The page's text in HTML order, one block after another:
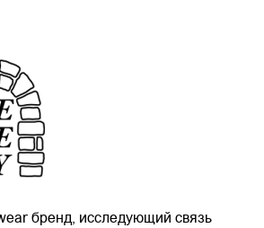
бренд, исследующий связь